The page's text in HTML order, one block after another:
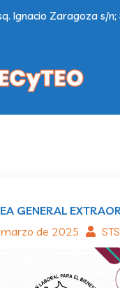
Ignacio Zaragoza s/
GENERAL
de 2025